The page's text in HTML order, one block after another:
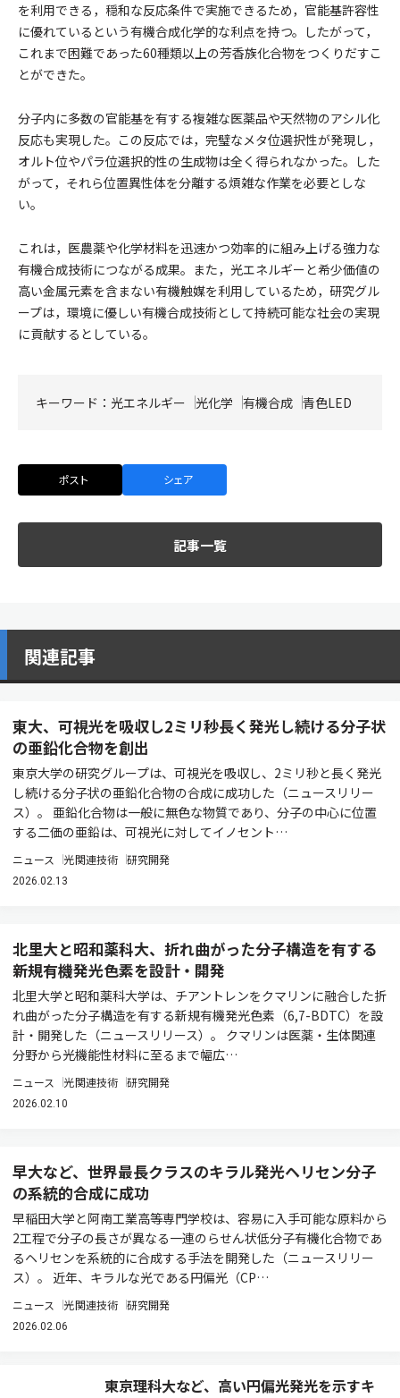
を利用できる，穏和な反応条件で実施できるため，官能基許容性
に優れているという有機合成化学的な利点を持つ。したがって，
これまで困難であった60種類以上の芳香族化合物をつくりだすこ
とができた。
分子内に多数の官能基を有する複雑な医薬品や天然物のアシル化
反応も実現した。この反応では，完璧なメタ位選択性が発現し，
オルト位やパラ位選択的性の生成物は全く得られなかった。した
がって，それら位置異性体を分離する煩雑な作業を必要としな
い。
これは，医農薬や化学材料を迅速かつ効率的に組み上げる強力な
有機合成技術につながる成果。また，光エネルギーと希少価値の
高い金属元素を含まない有機触媒を利用しているため，研究グル
ープは，環境に優しい有機合成技術として持続可能な社会の実現
に貢献するとしている。
キーワード： 光エネルギー 光化学 有機合成 青色LED
ポスト シェア
記事一覧
関連記事
東大、可視光を吸収し2ミリ秒長く発光し続ける分子状
の亜鉛化合物を創出
東京大学の研究グループは、可視光を吸収し、2ミリ秒と長く発光
し続ける分子状の亜鉛化合物の合成に成功した（ニュースリリー
ス）。 亜鉛化合物は一般に無色な物質であり、分子の中心に位置
する二価の亜鉛は、可視光に対してイノセント…
ニュース 光関連技術 研究開発
2026.02.13
北里大と昭和薬科大、折れ曲がった分子構造を有する
新規有機発光色素を設計・開発
北里大学と昭和薬科大学は、チアントレンをクマリンに融合した折
れ曲がった分子構造を有する新規有機発光色素（6,7-BDTC）を設
計・開発した（ニュースリリース）。 クマリンは医薬・生体関連
分野から光機能性材料に至るまで幅広…
ニュース 光関連技術 研究開発
2026.02.10
早大など、世界最長クラスのキラル発光ヘリセン分子
の系統的合成に成功
早稲田大学と阿南工業高等専門学校は、容易に入手可能な原料から
2工程で分子の長さが異なる一連のらせん状低分子有機化合物であ
るヘリセンを系統的に合成する手法を開発した（ニュースリリー
ス）。 近年、キラルな光である円偏光（CP…
ニュース 光関連技術 研究開発
2026.02.06
東京理科大など、高い円偏光発光を示すキ